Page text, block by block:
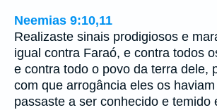
Neemias 9:10,11
Realizaste sinais prodigiosos e
igual contra Faraó, e contra todos
e contra todo o povo da terra dele,
com que arrogância eles os
passaste a ser conhecido e temido